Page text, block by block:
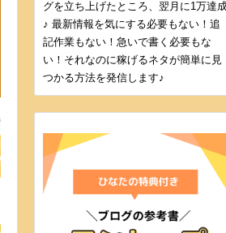
グを立ち上げたところ、翌月に1万達
♪ 最新情報を気にする必要もない！追
記作業もない！急いで書く必要もな
い！それなのに稼げるネタが簡単に見
つかる方法を発信します♪